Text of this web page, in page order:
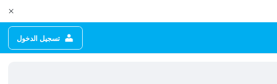
تسجيل الدخول